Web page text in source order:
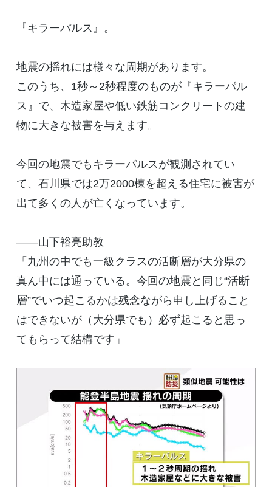
『キラーパルス』。
地震の揺れには様々な周期があります。
このうち、1秒～2秒程度のものが『キラーパル
ス』で、木造家屋や低い鉄筋コンクリートの建
物に大きな被害を与えます。
今回の地震でもキラーパルスが観測されてい
て、石川県では2万2000棟を超える住宅に被害が
出て多くの人が亡くなっています。
――山下裕亮助教
「九州の中でも一級クラスの活断層が大分県の
真ん中には通っている。今回の地震と同じ“活断
層”でいつ起こるかは残念ながら申し上げること
はできないが（大分県でも）必ず起こると思っ
てもらって結構です」